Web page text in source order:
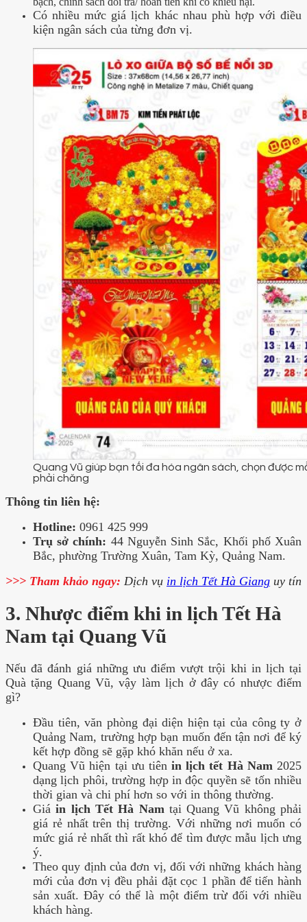
Có nhiều mức giá lịch khác nhau phù hợp với điều
kiện ngân sách của từng đơn vị.
Quang Vũ giúp bạn tối đa hóa ngân sách, chọn được
phải chăng
Thông tin liên hệ:
Hotline: 0961 425 999
Trụ sở chính: 44 Nguyễn Sinh Sắc, Khối phố Xuân
Bắc, phường Trường Xuân, Tam Kỳ, Quảng Nam.
>>> Tham khảo ngay: Dịch vụ in lịch Tết Hà Giang uy tín
3. Nhược điểm khi in lịch Tết Hà
Nam tại Quang Vũ
Nếu đã đánh giá những ưu điểm vượt trội khi in lịch tại
Quà tặng Quang Vũ, vậy làm lịch ở đây có nhược điểm
gì?
Đầu tiên, văn phòng đại diện hiện tại của công ty ở
Quảng Nam, trường hợp bạn muốn đến tận nơi để ký
kết hợp đồng sẽ gặp khó khăn nếu ở xa.
Quang Vũ hiện tại ưu tiênin lịch tết Hà Nam2025
dạng lịch phôi, trường hợp in độc quyền sẽ tốn nhiều
thời gian và chi phí hơn so với in thông thường.
Giáin lịch Tết Hà Namtại Quang Vũ không phải
giá rẻ nhất trên thị trường. Với những nơi muốn có
mức giá rẻ nhất thì rất khó để tìm được mẫu lịch ưng
ý.
Theo quy định của đơn vị, đối với những khách hàng
mới của đơn vị đều phải đặt cọc 1 phần để tiến hành
sản xuất. Đây có thể là một điểm trừ đối với nhiều
khách hàng.